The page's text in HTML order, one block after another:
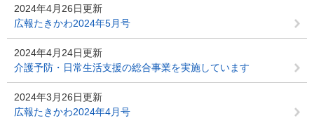
2024年4月26日更新
広報たきかわ2024年5月号
2024年4月24日更新
介護予防・日常生活支援の総合事業を実施しています
2024年3月26日更新
広報たきかわ2024年4月号